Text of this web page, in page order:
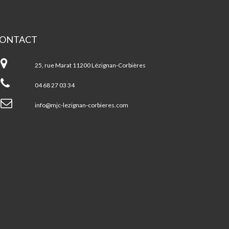
25, rue Marat 11200 Lézignan-Corbières
04 68 27 03 34
info@mjc-lezignan-corbieres.com